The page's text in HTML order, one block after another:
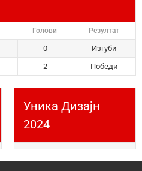
Голови Резултат
0
Изгуби
2 Победи
Уника Дизајн
2024